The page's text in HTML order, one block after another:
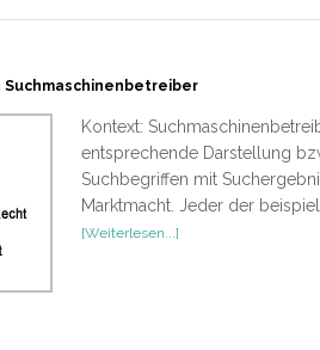
Suchmaschinenbetreiber
Kontext:
entsprechende Darstellung
Suchbegriffen mit
Marktmacht. Jeder der
[Weiterlesen...]